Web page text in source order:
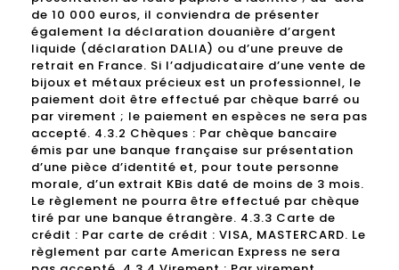
de 10 000 euros, il conviendra de présenter
également la déclaration douanière d’argent
liquide (déclaration DALIA) ou d’une preuve de
retrait en France. Si l’adjudicataire d’une vente de
bijoux et métaux précieux est un professionnel, le
paiement doit être effectué par chèque barré ou
par virement ; le paiement en espèces ne sera pas
accepté. 4.3.2 Chèques : Par chèque bancaire
émis par une banque française sur présentation
d’une pièce d’identité et, pour toute personne
morale, d’un extrait KBis daté de moins de 3 mois.
Le règlement ne pourra être effectué par chèque
tiré par une banque étrangère. 4.3.3 Carte de
crédit : Par carte de crédit : VISA, MASTERCARD. Le
règlement par carte American Express ne sera